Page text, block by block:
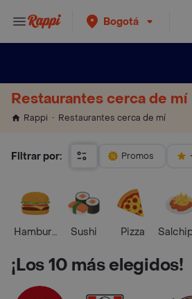
Bogotá
Restaurantes cerca de mí
Rappi Restaurantes cerca de mí
Filtrar por: Promos
HamburguesaSushi Pizza
¡Los 10 más elegidos!